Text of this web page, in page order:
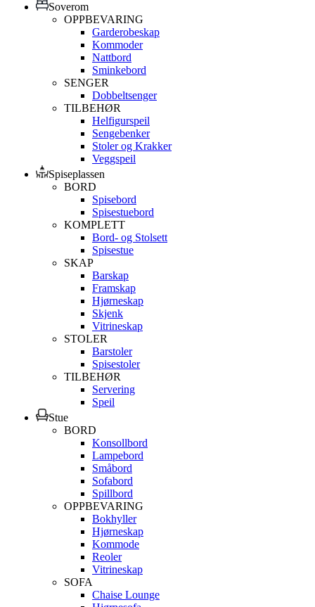
Soverom
OPPBEVARING
Garderobeskap
Kommoder
Nattbord
Sminkebord
SENGER
Dobbeltsenger
TILBEHØR
Helfigurspeil
Sengebenker
Stoler og Krakker
Veggspeil
Spiseplassen
BORD
Spisebord
Spisestuebord
KOMPLETT
Bord- og Stolsett
Spisestue
SKAP
Barskap
Framskap
Hjørneskap
Skjenk
Vitrineskap
STOLER
Barstoler
Spisestoler
TILBEHØR
Servering
Speil
Stue
BORD
Konsollbord
Lampebord
Småbord
Sofabord
Spillbord
OPPBEVARING
Bokhyller
Hjørneskap
Kommode
Reoler
Vitrineskap
SOFA
Chaise Lounge